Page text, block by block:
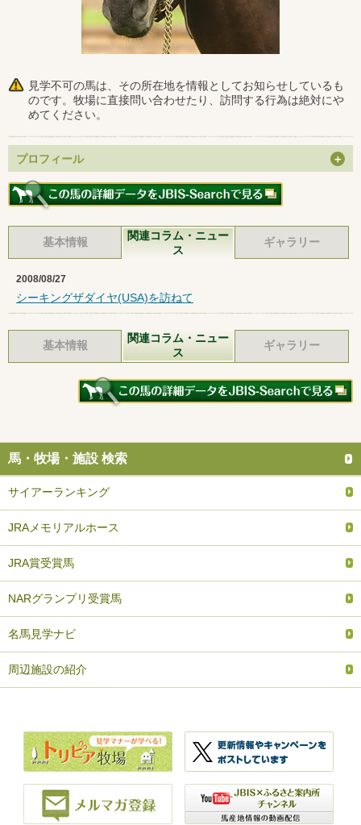
見学不可の馬は、その所在地を情報としてお知らせしているも
のです。牧場に直接問い合わせたり、訪問する行為は絶対にや
めてください。
プロフィール
基本情報
関連コラム・ニュー
ス
ギャラリー
2008/08/27
シーキングザダイヤ(USA)を訪ねて
基本情報
関連コラム・ニュー
ス
ギャラリー
馬・牧場・施設 検索
サイアーランキング
JRAメモリアルホース
JRA賞受賞馬
NARグランプリ受賞馬
名馬見学ナビ
周辺施設の紹介